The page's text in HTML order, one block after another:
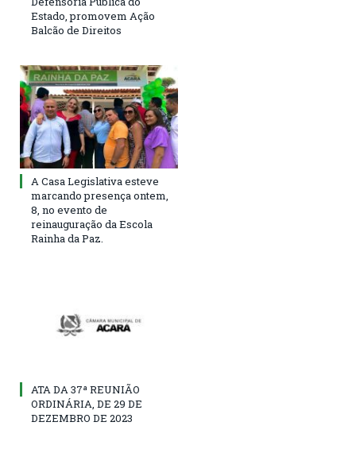
Estado, promovem Ação
Balcão de Direitos
A Casa Legislativa esteve
marcando presença ontem,
8, no evento de
reinauguração da Escola
Rainha da Paz.
ATA DA 37ª REUNIÃO
ORDINÁRIA, DE 29 DE
DEZEMBRO DE 2023